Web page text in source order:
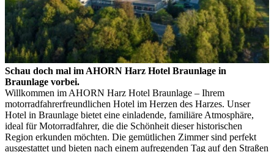
Schau doch mal im AHORN Harz Hotel Braunlage in
Braunlage vorbei.
Willkommen im AHORN Harz Hotel Braunlage – Ihrem
motorradfahrerfreundlichen Hotel im Herzen des Harzes. Unser
Hotel in Braunlage bietet eine einladende, familiäre Atmosphäre,
ideal für Motorradfahrer, die die Schönheit dieser historischen
Region erkunden möchten. Die gemütlichen Zimmer sind perfekt
ausgestattet und bieten nach einem aufregenden Tag auf den Straßen